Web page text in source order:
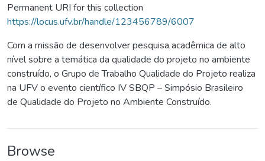
Permanent URI for this collection
https://locus.ufv.br/handle/123456789/6007
Com a missão de desenvolver pesquisa acadêmica de alto
nível sobre a temática da qualidade do projeto no ambiente
construído, o Grupo de Trabalho Qualidade do Projeto realiza
na UFV o evento científico IV SBQP – Simpósio Brasileiro
de Qualidade do Projeto no Ambiente Construído.
Browse